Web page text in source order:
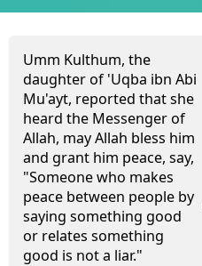
Umm Kulthum, the
daughter of 'Uqba ibn Abi
Mu'ayt, reported that she
heard the Messenger of
Allah, may Allah bless him
and grant him peace, say,
"Someone who makes
peace between people by
saying something good
or relates something
good is not a liar."